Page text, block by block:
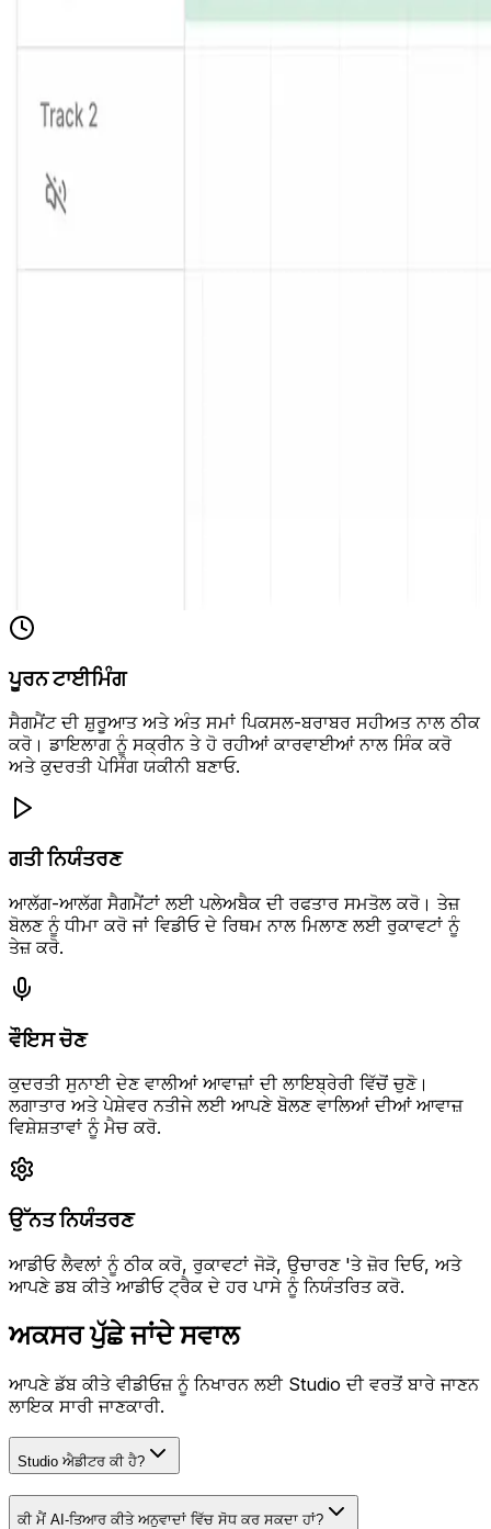
ਪੂਰਨ ਟਾਈਮਿੰਗ
ਸੈਗਮੈਂਟ ਦੀ ਸ਼ੁਰੂਆਤ ਅਤੇ ਅੰਤ ਸਮਾਂ ਪਿਕਸਲ-ਬਰਾਬਰ ਸਹੀਅਤ ਨਾਲ ਠੀਕ
ਕਰੋ। ਡਾਇਲਾਗ ਨੂੰ ਸਕ੍ਰੀਨ ਤੇ ਹੋ ਰਹੀਆਂ ਕਾਰਵਾਈਆਂ ਨਾਲ ਸਿੰਕ ਕਰੋ
ਅਤੇ ਕੁਦਰਤੀ ਪੇਸਿੰਗ ਯਕੀਨੀ ਬਣਾਓ.
ਗਤੀ ਨਿਯੰਤਰਣ
ਆਲੱਗ-ਆਲੱਗ ਸੈਗਮੈਂਟਾਂ ਲਈ ਪਲੇਅਬੈਕ ਦੀ ਰਫਤਾਰ ਸਮਤੋਲ ਕਰੋ। ਤੇਜ਼
ਬੋਲਣ ਨੂੰ ਧੀਮਾ ਕਰੋ ਜਾਂ ਵਿਡੀਓ ਦੇ ਰਿਥਮ ਨਾਲ ਮਿਲਾਣ ਲਈ ਰੁਕਾਵਟਾਂ ਨੂੰ
ਤੇਜ਼ ਕਰੋ.
ਵੌਇਸ ਚੋਣ
ਕੁਦਰਤੀ ਸੁਨਾਈ ਦੇਣ ਵਾਲੀਆਂ ਆਵਾਜ਼ਾਂ ਦੀ ਲਾਇਬ੍ਰੇਰੀ ਵਿੱਚੋਂ ਚੁਣੋ।
ਲਗਾਤਾਰ ਅਤੇ ਪੇਸ਼ੇਵਰ ਨਤੀਜੇ ਲਈ ਆਪਣੇ ਬੋਲਣ ਵਾਲਿਆਂ ਦੀਆਂ ਆਵਾਜ਼
ਵਿਸ਼ੇਸ਼ਤਾਵਾਂ ਨੂੰ ਮੈਚ ਕਰੋ.
ਉੱਨਤ ਨਿਯੰਤਰਣ
ਆਡੀਓ ਲੈਵਲਾਂ ਨੂੰ ਠੀਕ ਕਰੋ, ਰੁਕਾਵਟਾਂ ਜੋੜੋ, ਉਚਾਰਣ 'ਤੇ ਜ਼ੋਰ ਦਿਓ, ਅਤੇ
ਆਪਣੇ ਡਬ ਕੀਤੇ ਆਡੀਓ ਟ੍ਰੈਕ ਦੇ ਹਰ ਪਾਸੇ ਨੂੰ ਨਿਯੰਤਰਿਤ ਕਰੋ.
ਅਕਸਰ ਪੁੱਛੇ ਜਾਂਦੇ ਸਵਾਲ
ਆਪਣੇ ਡੱਬ ਕੀਤੇ ਵੀਡੀਓਜ਼ ਨੂੰ ਨਿਖਾਰਨ ਲਈ Studio ਦੀ ਵਰਤੋਂ ਬਾਰੇ ਜਾਣਨ
ਲਾਇਕ ਸਾਰੀ ਜਾਣਕਾਰੀ.
Studio ਐਡੀਟਰ ਕੀ ਹੈ?
ਕੀ ਮੈਂ AI-ਤਿਆਰ ਕੀਤੇ ਅਨੁਵਾਦਾਂ ਵਿੱਚ ਸੋਧ ਕਰ ਸਕਦਾ ਹਾਂ?